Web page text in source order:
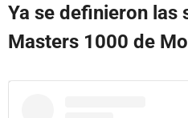
Ya se definieron las
Masters 1000 de